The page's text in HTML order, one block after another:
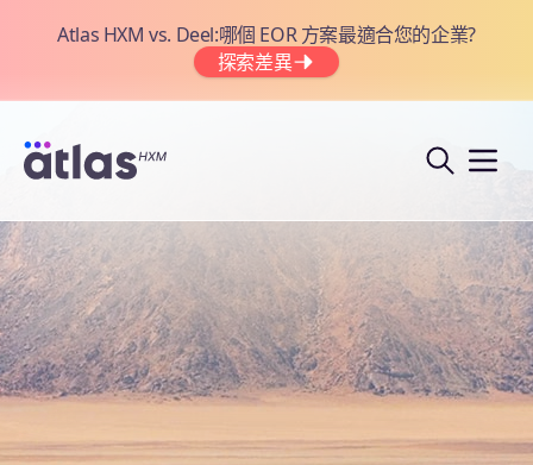
Atlas HXM vs. Deel:哪個 EOR 方案最適合您的企業?
探索差異